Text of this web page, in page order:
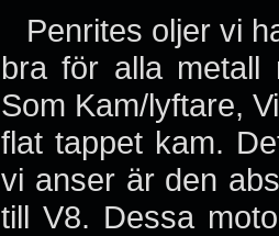
Penrites oljer vi
bra för alla metall
Som Kam/lyftare,
flat tappet kam.
vi anser är den
till V8. Dessa